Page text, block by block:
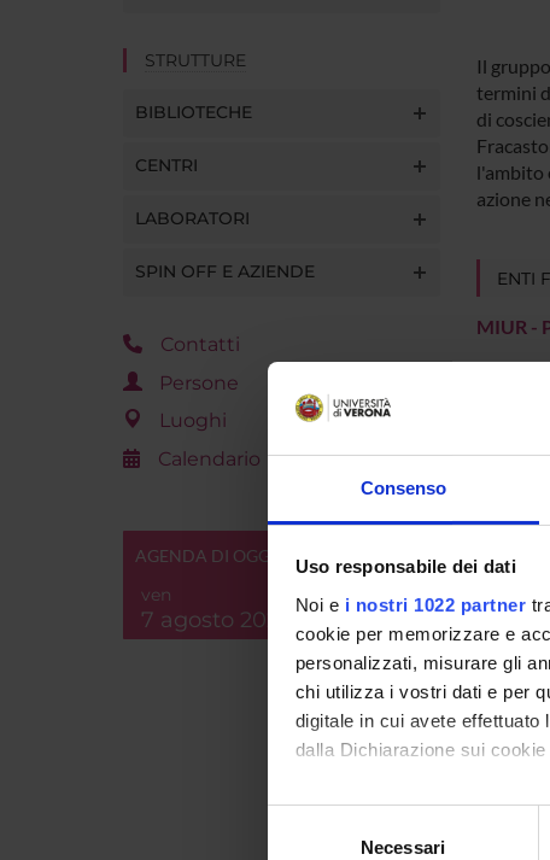
Consenso
Uso responsabile dei dati
Noi e i nostri 1022 partner
cookie per memorizzare e
personalizzati, misurare gli
chi utilizza i vostri dati e per
digitale in cui avete
dalla Dichiarazione sui
Con il tuo consenso,
raccogliere
Necessari
STRUTTURE
BIBLIOTECHE
CENTRI
LABORATORI
SPIN OFF E AZIENDE
Contatti
Persone
Luoghi
Calendario
AGENDA DI OGGI
ven
7 agosto 2026
Il
termini
di
l'ambito
azione
ENTI
MIUR -
Maria
Giorgio
Linda